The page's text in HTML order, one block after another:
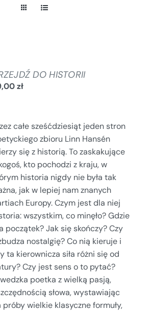
DO HISTORII
zł
całe sześćdziesiąt jeden stron
zbioru Linn Hansén
się z historią. To zaskakujące
kto pochodzi z kraju, w
historia nigdy nie była tak
jak w lepiej nam znanych
Europy. Czym jest dla niej
wszystkim, co minęło? Gdzie
początek? Jak się skończy? Czy
nostalgię? Co nią kieruje i
ta kierownicza siła różni się od
Czy jest sens o to pytać?
poetka z wielką pasją,
słowa, wystawiając
próby wielkie klasyczne formuły,